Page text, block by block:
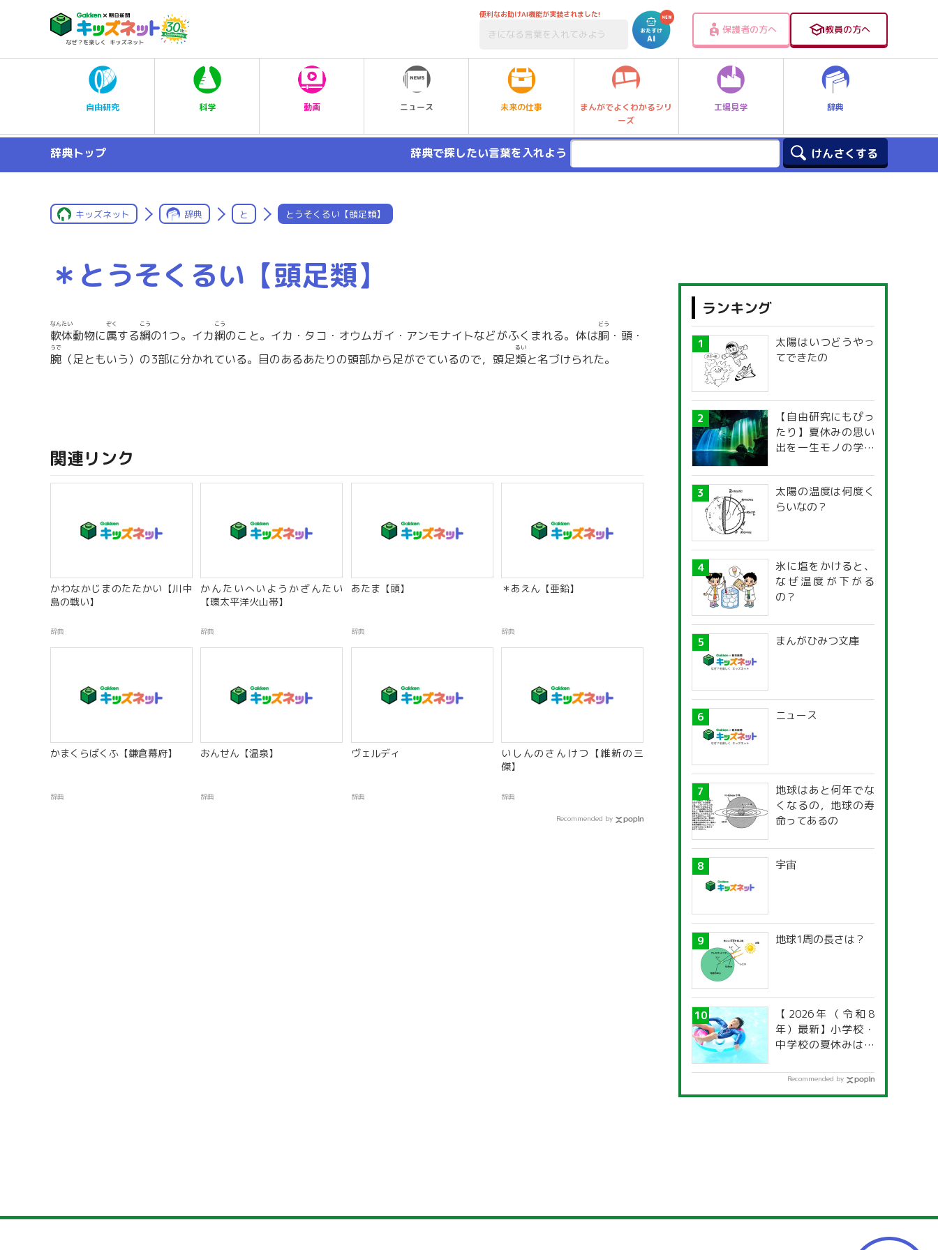
便利なお助けAI機能が実装されました!
保護者の方へ 教員の方へ
自由研究 科学 動画 ニュース 未来の仕事
まんがでよくわかるシリ
ーズ
工場見学 辞典
辞典トップ 辞典で探したい言葉を入れよう
キッズネット 辞典 と とうそくるい【頭足類】
＊とうそくるい【頭足類】
軟体
なんたい
動物に属
ぞく
する綱
こう
の1つ。イカ綱
こう
のこと。イカ・タコ・オウムガイ・アンモナイトなどがふくまれる。体は胴
どう
・頭・
腕
うで
（足ともいう）の3部に分かれている。目のあるあたりの頭部から足がでているので，頭足類
るい
と名づけられた。
関連リンク
かわなかじまのたたかい【川中
島の戦い】
辞典
かんたいへいようかざんたい
【環太平洋火山帯】
辞典
あたま【頭】
辞典
＊あえん【亜鉛】
辞典
かまくらばくふ【鎌倉幕府】
辞典
おんせん【温泉】
辞典
ヴェルディ
辞典
いしんのさんけつ【維新の三
傑】
辞典
Recommended by
ランキング
太陽はいつどうやっ
てできたの
【自由研究にもぴっ
たり】夏休みの思い
出を一生モノの学び
探究ガイド
太陽の温度は何度く
らいなの？
氷に塩をかけると、
なぜ温度が下がる
の？
まんがひみつ文庫
ニュース
地球はあと何年でな
くなるの，地球の寿
命ってあるの
宇宙
地球1周の長さは？
【2026年（令和8
年）最新】小学校・
中学校の夏休みはい
道府県別「夏季休暇
Recommended by